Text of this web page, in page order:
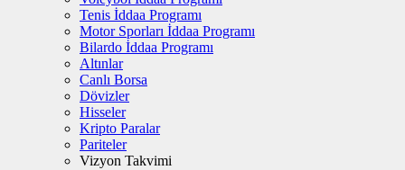
Tenis İddaa Programı
Motor Sporları İddaa Programı
Bilardo İddaa Programı
Altınlar
Canlı Borsa
Dövizler
Hisseler
Kripto Paralar
Pariteler
Vizyon Takvimi